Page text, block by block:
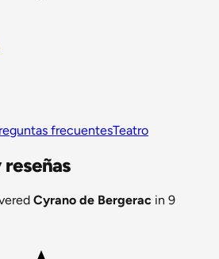
frecuentesTeatro
Cyrano de Bergerac in 9